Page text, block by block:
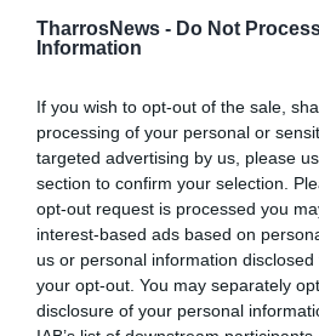
TharrosNews - Do Not
Information
If you wish to opt-out of the sale,
processing of your personal or
targeted advertising by us, please
section to confirm your selection.
opt-out request is processed you
interest-based ads based on
us or personal information
your opt-out. You may separately
disclosure of your personal